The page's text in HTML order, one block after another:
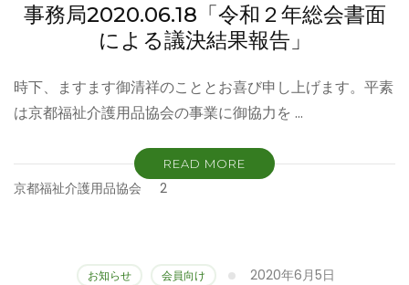
事務局2020.06.18「令和２年総会書面
による議決結果報告」
時下、ますます御清祥のこととお喜び申し上げます。平素
は京都福祉介護用品協会の事業に御協力を …
READ MORE
京都福祉介護用品協会 2
お知らせ 会員向け 2020年6月5日